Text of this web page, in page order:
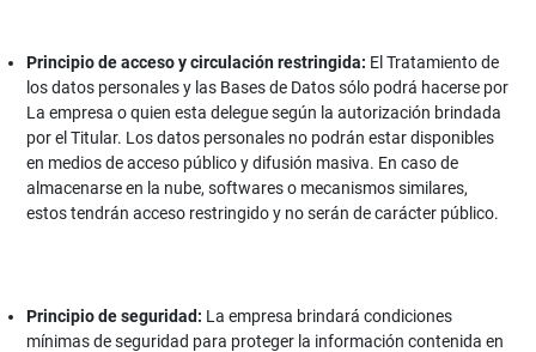
Principio de acceso y circulación restringida: El Tratamiento de
los datos personales y las Bases de Datos sólo podrá hacerse por
La empresa o quien esta delegue según la autorización brindada
por el Titular. Los datos personales no podrán estar disponibles
en medios de acceso público y difusión masiva. En caso de
almacenarse en la nube, softwares o mecanismos similares,
estos tendrán acceso restringido y no serán de carácter público.
Principio de seguridad: La empresa brindará condiciones
mínimas de seguridad para proteger la información contenida en